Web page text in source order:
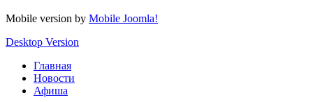
Mobile version by Mobile Joomla!
Desktop Version
Главная
Новости
Афиша